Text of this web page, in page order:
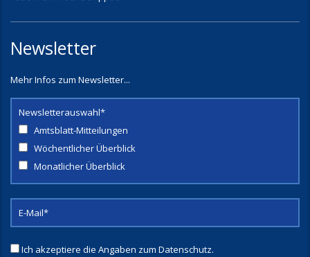
Newsletter
Mehr Infos zum Newsletter...
Newsletterauswahl*
Amtsblatt-Mitteilungen
Wöchentlicher Überblick
Monatlicher Überblick
Ich akzeptiere die Angaben zum Datenschutz.